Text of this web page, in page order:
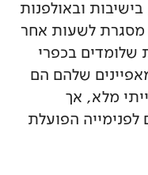
בישיבות ובאולפנות
מסגרת לשעות אחר
שלומדים בכפרי
שלהם הם
מלא, אך
לפנימייה הפועלת